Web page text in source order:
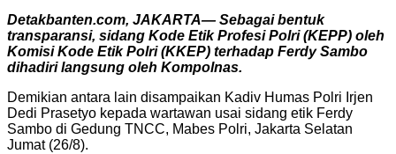
Detakbanten.com, JAKARTA— Sebagai bentuk
transparansi, sidang Kode Etik Profesi Polri (KEPP) oleh
Komisi Kode Etik Polri (KKEP) terhadap Ferdy Sambo
dihadiri langsung oleh Kompolnas.
Demikian antara lain disampaikan Kadiv Humas Polri Irjen
Dedi Prasetyo kepada wartawan usai sidang etik Ferdy
Sambo di Gedung TNCC, Mabes Polri, Jakarta Selatan
Jumat (26/8).